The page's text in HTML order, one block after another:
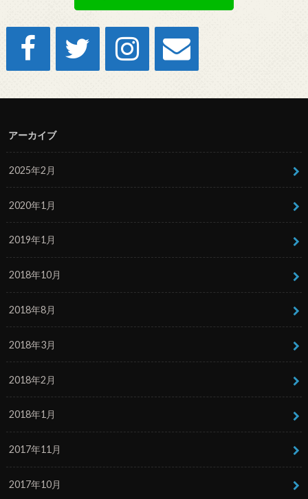
アーカイブ
2025年2月
2020年1月
2019年1月
2018年10月
2018年8月
2018年3月
2018年2月
2018年1月
2017年11月
2017年10月